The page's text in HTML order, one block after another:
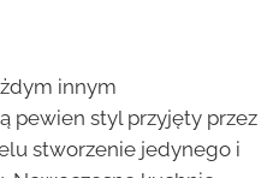
innym
pewien styl przyjęty przez
stworzenie jedynego i